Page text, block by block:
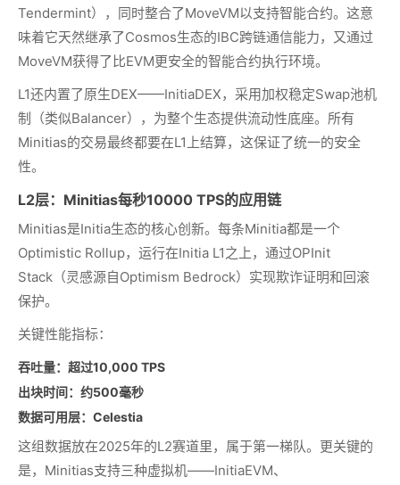
Tendermint），同时整合了MoveVM以支持智能合约。这意
味着它天然继承了Cosmos生态的IBC跨链通信能力，又通过
MoveVM获得了比EVM更安全的智能合约执行环境。
L1还内置了原生DEX——InitiaDEX，采用加权稳定Swap池机
制（类似Balancer），为整个生态提供流动性底座。所有
Minitias的交易最终都要在L1上结算，这保证了统一的安全
性。
L2层：Minitias每秒10000 TPS的应用链
Minitias是Initia生态的核心创新。每条Minitia都是一个
Optimistic Rollup，运行在Initia L1之上，通过OPInit
Stack（灵感源自Optimism Bedrock）实现欺诈证明和回滚
保护。
关键性能指标：
吞吐量：超过10,000 TPS
出块时间：约500毫秒
数据可用层：Celestia
这组数据放在2025年的L2赛道里，属于第一梯队。更关键的
是，Minitias支持三种虚拟机——InitiaEVM、